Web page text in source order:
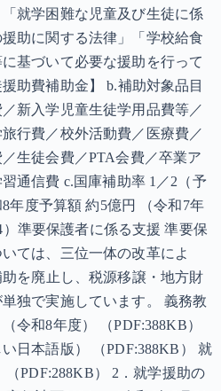
就学困難な児童及び生徒に係
助に関する法律」「学校給食
基づいて必要な援助を行って
助費補助金】 b.補助対象品目
新入学児童生徒学用品費等／
行費／校外活動費／医療費／
生徒会費／PTA会費／卒業ア
通信費 c.国庫補助率 1／2（予
年度予算額 約5億円 （令和7年
準要保護者に係る支援 準要保
ては、三位一体の改革によ
を廃止し、税源移譲・地方財
独で実施しています。 義務教
令和8年度） （PDF:388KB）
日本語版） （PDF:388KB） 就
PDF:288KB） 2．就学援助の